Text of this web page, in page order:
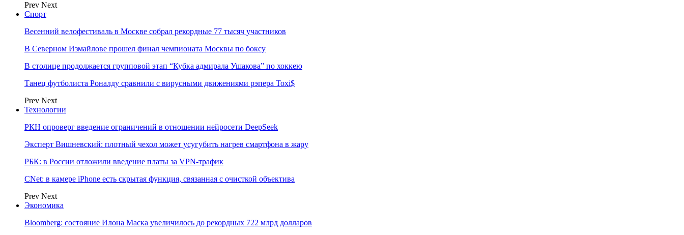
Prev Next
Спорт
Весенний велофестиваль в Москве собрал рекордные 77 тысяч участников
В Северном Измайлове прошел финал чемпионата Москвы по боксу
В столице продолжается групповой этап “Кубка адмирала Ушакова” по хоккею
Танец футболиста Роналду сравнили с вирусными движениями рэпера Toxi$
Prev Next
Технологии
РКН опроверг введение ограничений в отношении нейросети DeepSeek
Эксперт Вишневский: плотный чехол может усугубить нагрев смартфона в жару
РБК: в России отложили введение платы за VPN-трафик
CNet: в камере iPhone есть скрытая функция, связанная с очисткой объектива
Prev Next
Экономика
Bloomberg: состояние Илона Маска увеличилось до рекордных 722 млрд долларов